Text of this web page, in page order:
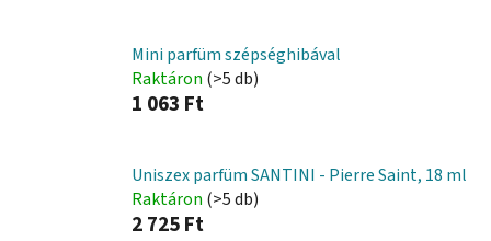
Mini parfüm szépséghibával
Raktáron (>5 db)
1 063 Ft
Uniszex parfüm SANTINI - Pierre Saint, 18 ml
Raktáron (>5 db)
2 725 Ft